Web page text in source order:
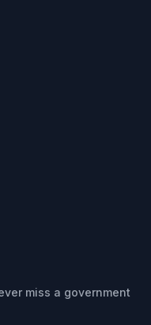
miss a government